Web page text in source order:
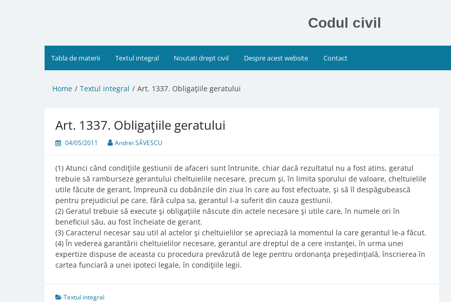
Codul civil
Tabla de materii Textul integral Noutati drept civil Despre acest website Contact
Home Textul integral Art. 1337. Obligaţiile geratului
Art. 1337. Obligaţiile geratului
04/05/2011 Andrei SĂVESCU
(1) Atunci când condiţiile gestiunii de afaceri sunt întrunite, chiar dacă rezultatul nu a fost atins, geratul
trebuie să ramburseze gerantului cheltuielile necesare, precum şi, în limita sporului de valoare, cheltuielile
utile făcute de gerant, împreună cu dobânzile din ziua în care au fost efectuate, şi să îl despăgubească
pentru prejudiciul pe care, fără culpa sa, gerantul l-a suferit din cauza gestiunii.
(2) Geratul trebuie să execute şi obligaţiile născute din actele necesare şi utile care, în numele ori în
beneficiul său, au fost încheiate de gerant.
(3) Caracterul necesar sau util al actelor şi cheltuielilor se apreciază la momentul la care gerantul le-a făcut.
(4) În vederea garantării cheltuielilor necesare, gerantul are dreptul de a cere instanţei, în urma unei
expertize dispuse de aceasta cu procedura prevăzută de lege pentru ordonanţa preşedinţială, înscrierea în
cartea funciară a unei ipoteci legale, în condiţiile legii.
Textul integral